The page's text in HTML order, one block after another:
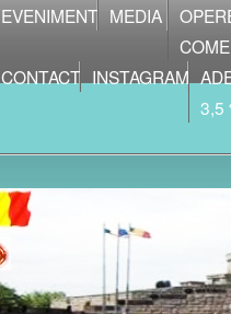
EVENIMENT MEDIA
CONTACT INSTAGRAM
3,5